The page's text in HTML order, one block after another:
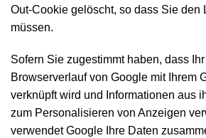
Out-Cookie gelöscht, so dass Sie den
müssen.
Sofern Sie zugestimmt haben, dass
Browserverlauf von Google mit Ihrem
verknüpft wird und Informationen aus
zum Personalisieren von Anzeigen
verwendet Google Ihre Daten